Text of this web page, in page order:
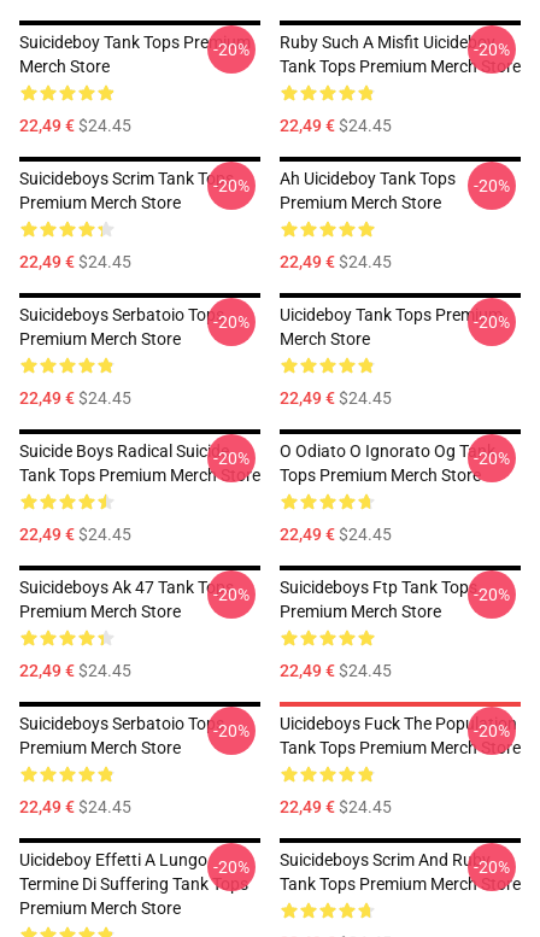
Suicideboy Tank Tops Premium
Merch Store
22,49 €$24.45
-20%
Ruby Such A Misfit Uicideboy
Tank Tops Premium Merch Store
22,49 €$24.45
-20%
Suicideboys Scrim Tank Tops
Premium Merch Store
22,49 €$24.45
-20%
Ah Uicideboy Tank Tops
Premium Merch Store
22,49 €$24.45
-20%
Suicideboys Serbatoio Tops
Premium Merch Store
22,49 €$24.45
-20%
Uicideboy Tank Tops Premium
Merch Store
22,49 €$24.45
-20%
Suicide Boys Radical Suicide
Tank Tops Premium Merch Store
22,49 €$24.45
-20%
O Odiato O Ignorato Og Tank
Tops Premium Merch Store
22,49 €$24.45
-20%
Suicideboys Ak 47 Tank Tops
Premium Merch Store
22,49 €$24.45
-20%
Suicideboys Ftp Tank Tops
Premium Merch Store
22,49 €$24.45
-20%
Suicideboys Serbatoio Tops
Premium Merch Store
22,49 €$24.45
-20%
Uicideboys Fuck The Population
Tank Tops Premium Merch Store
22,49 €$24.45
-20%
Uicideboy Effetti A Lungo
Termine Di Suffering Tank Tops
Premium Merch Store
-20%
Suicideboys Scrim And Ruby
Tank Tops Premium Merch Store
-20%